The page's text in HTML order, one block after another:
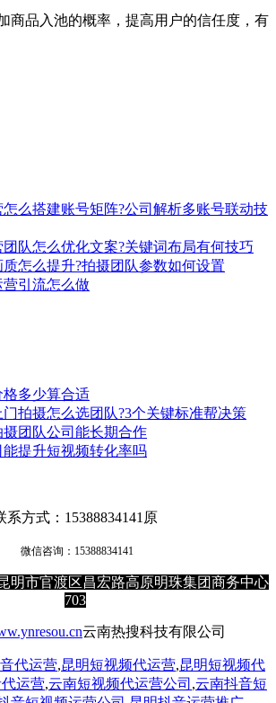
商品入池的概率，提高用户的信任度，有
么搭建账号矩阵?公司解析多账号联动技
队怎么优化文案?关键词布局有何技巧
怎么提升?拍摄团队参数如何设置
营引流怎么做
多少算合适
拍摄怎么选团队?3个关键标准帮决策
团队公司能长期合作
提升短视频转化率吗
系方式：15388834141原
微信咨询： 15388834141
明市官渡区昌宏路高原明珠集团商务中心
703
云南热搜科技有限公司
代运营,昆明短视频代运营,昆明短视频代
运营,云南短视频代运营公司 ,云南抖音短